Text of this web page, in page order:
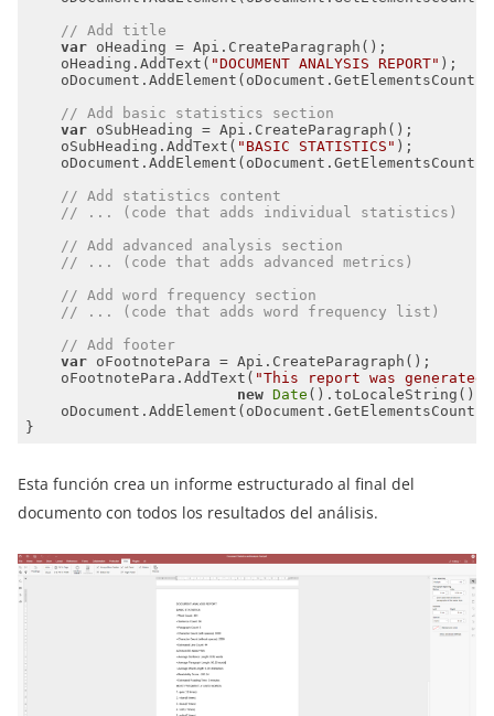
// Add title
var
oHeading.AddText( "DOCUMENT ANALYSIS REPORT"
// Add basic statistics section
var
oSubHeading.AddText( "BASIC STATISTICS"
// Add statistics content
// ... (code that adds individual statistics)
// Add advanced analysis section
// ... (code that adds advanced metrics)
// Add word frequency section
// ... (code that adds word frequency list)
// Add footer
var
oFootnotePara.AddText( "This report was
new Date ().toLocaleString()
Esta función crea un informe estructurado al final del
documento con todos los resultados del análisis.